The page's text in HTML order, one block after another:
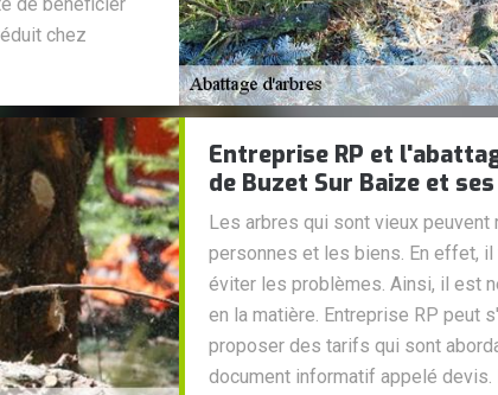
de bénéficier
chez
Entreprise RP et
de Buzet Sur Baize et
Les arbres qui sont vieux
personnes et les biens. En effet,
éviter les problèmes. Ainsi, il est
en la matière. Entreprise RP peut
proposer des tarifs qui sont
document informatif appelé